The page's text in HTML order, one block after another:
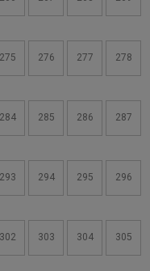
275 276 277 278
284 285 286 287
293 294 295 296
302 303 304 305